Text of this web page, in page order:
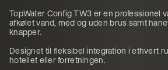
TopWater Config TW3 er en professionel
afkølet vand, med og uden brus samt
knapper.
Designet til fleksibel integration i ethvert
hotellet eller forretningen.